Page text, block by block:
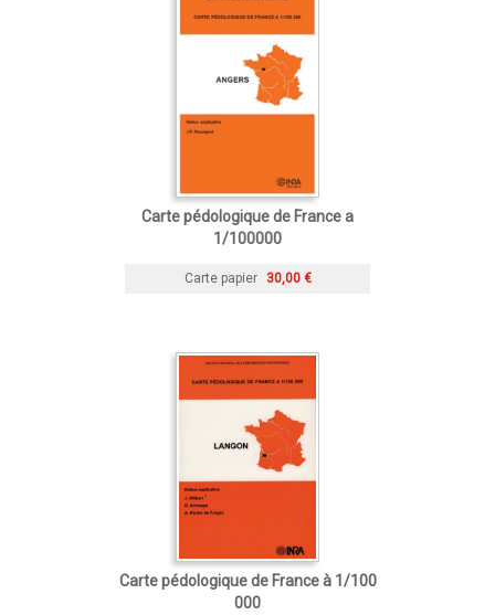
Carte pédologique de France a
1/100000
Carte papier 30,00 €
Carte pédologique de France à 1/100
000